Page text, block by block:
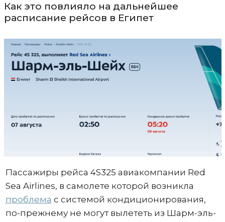
Как это повлияло на дальнейшее
расписание рейсов в Египет
Пассажиры рейса 4S325 авиакомпании Red
Sea Airlines, в самолете которой возникла
проблема с системой кондиционирования,
по-прежнему не могут вылететь из Шарм-эль-